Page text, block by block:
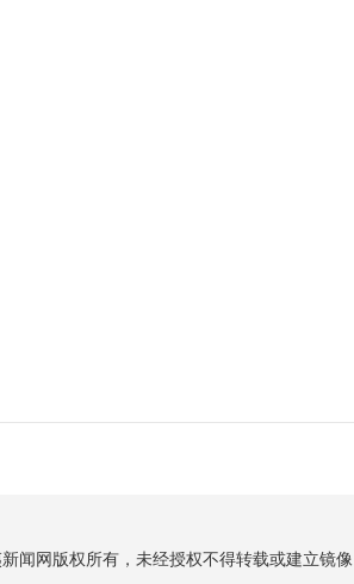
闻网版权所有，未经授权不得转载或建立镜像